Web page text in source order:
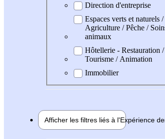
Direction d'entreprise
Espaces verts et naturels /
Agriculture / Pêche /
animaux
Hôtellerie - Restauration /
Tourisme / Animation
Immobilier
Afficher les filtres liés à l'Expérience